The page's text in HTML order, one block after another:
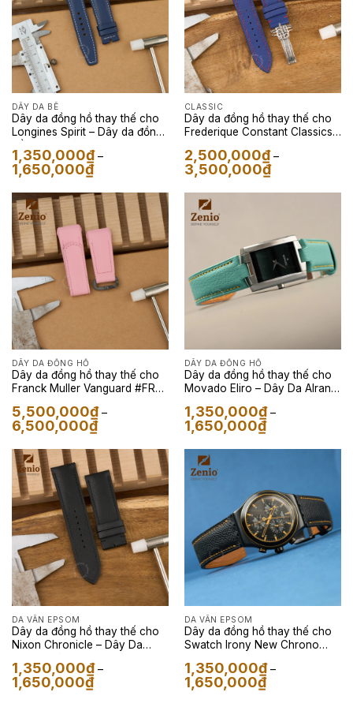
DÂY DA BÊ
Dây da đồng hồ thay thế cho
Longines Spirit – Dây da đồng
1,350,000₫ –
1,650,000₫Khoảng
giá:
1,350,000₫
đến
1,650,000₫
CLASSIC
Dây da đồng hồ thay thế cho
Frederique Constant Classics
Da FKM Sailcloth Màu Xanh
Lót Đỏ
2,500,000₫ –
3,500,000₫Khoảng
giá:
DÂY DA ĐỒNG HỒ
Dây da đồng hồ thay thế cho
Franck Muller Vanguard #FR2
Sailcloth màu Velcro Hồng
5,500,000₫ –
6,500,000₫Khoảng
giá:
5,500,000₫
đến
6,500,000₫
DÂY DA ĐỒNG HỒ
Dây da đồng hồ thay thế cho
Movado Eliro – Dây Da Alran
1,350,000₫ –
1,650,000₫Khoảng
giá:
DA VÂN EPSOM
Dây da đồng hồ thay thế cho
Nixon Chronicle – Dây Da
1,350,000₫ –
1,650,000₫Khoảng
giá:
DA VÂN EPSOM
Dây da đồng hồ thay thế cho
Swatch Irony New Chrono
Màu Đen
1,350,000₫ –
1,650,000₫Khoảng
giá: